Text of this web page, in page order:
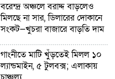
বরেন্দ্র অঞ্চলে বরাদ্দ বাড়লেও
মিলছে না সার, ডিলারের দোকানে
সংকট—খুচরা বাজারে বাড়তি দাম
গাংনীতে মাটি খুঁড়তেই মিলল ১০
ল্যান্ডমাইন, ৫ টুলবক্স; এলাকায়